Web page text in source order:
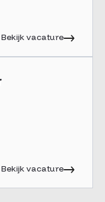
Bekijk vacature
Bekijk vacature